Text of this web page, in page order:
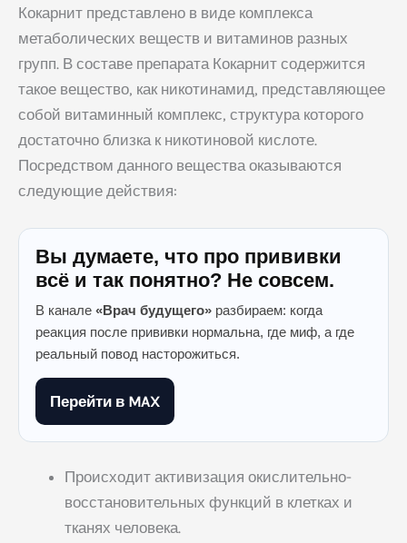
Кокарнит представлено в виде комплекса
метаболических веществ и витаминов разных
групп. В составе препарата Кокарнит содержится
такое вещество, как никотинамид, представляющее
собой витаминный комплекс, структура которого
достаточно близка к никотиновой кислоте.
Посредством данного вещества оказываются
следующие действия:
Вы думаете, что про прививки
всё и так понятно? Не совсем.
В канале «Врач будущего» разбираем: когда
реакция после прививки нормальна, где миф, а где
реальный повод насторожиться.
Перейти в MAX
Происходит активизация окислительно-
восстановительных функций в клетках и
тканях человека.